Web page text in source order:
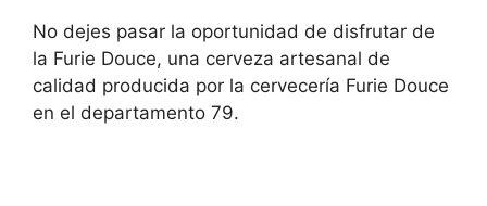
No dejes pasar la oportunidad de disfrutar de
la Furie Douce, una cerveza artesanal de
calidad producida por la cervecería Furie Douce
en el departamento 79.